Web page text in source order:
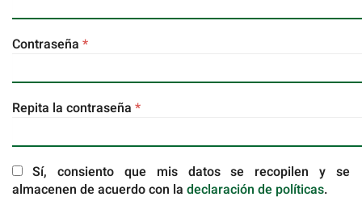
Contraseña *Obligatorio
Repita la contraseña *Obligatorio
almacenen de acuerdo con la declaración de políticas.